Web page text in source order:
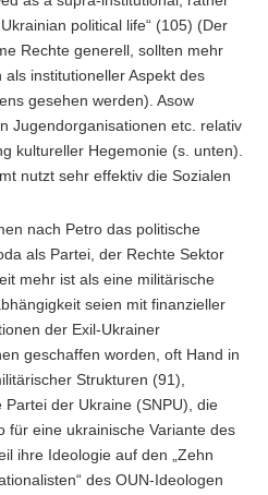
political life“ (105) (Der
Rechte generell, sollten mehr
institutioneller Aspekt des
gesehen werden). Asow
Jugendorganisationen etc. relativ
kultureller Hegemonie (s. unten).
nutzt sehr effektiv die Sozialen
nach Petro das politische
als Partei, der Rechte Sektor
mehr ist als eine militärische
seien mit finanzieller
der Exil-Ukrainer
geschaffen worden, oft Hand in
Strukturen (91),
der Ukraine (SNPU), die
für eine ukrainische Variante des
ihre Ideologie auf den „Zehn
des OUN-Ideologen